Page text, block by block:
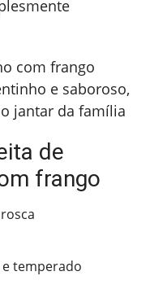
com frango
e saboroso,
jantar da família
de
frango
temperado